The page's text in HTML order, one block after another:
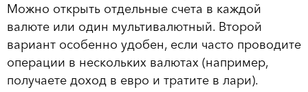
Можно открыть отдельные счета в каждой
валюте или один мультивалютный. Второй
вариант особенно удобен, если часто проводите
операции в нескольких валютах (например,
получаете доход в евро и тратите в лари).